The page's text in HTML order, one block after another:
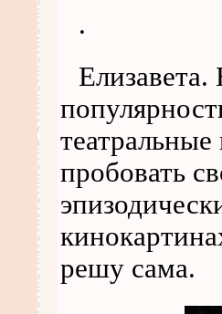
.
Елизавета.
пробовать
решу сама.